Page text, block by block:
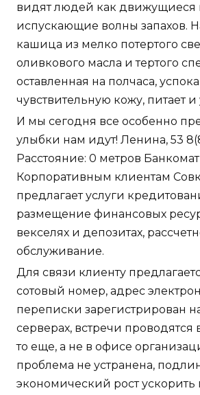
видят людей как движущиеся
испускающие волны запахов.
кашица из мелко потертого
оливкового масла и тертого
оставленная на полчаса,
чувствительную кожу, питает и
И мы сегодня все особенно
улыбки нам идут! Ленина, 53
Расстояние: 0 метров
Корпоративным клиентам
предлагает услуги
размещение финансовых
векселях и депозитах,
обслуживание.
Для связи клиенту
сотовый номер, адрес
переписки зарегистрирован
серверах, встречи проводятся
то еще, а не в офисе
проблема не устранена,
экономический рост ускорить